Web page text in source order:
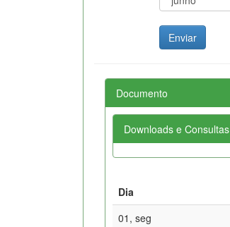
Documento
Downloads e Consultas
Dia
01, seg